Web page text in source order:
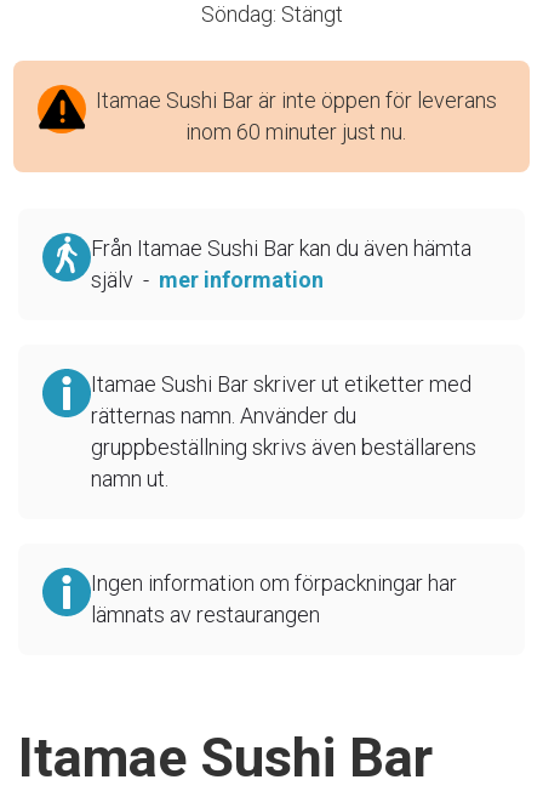
Söndag: Stängt
Itamae Sushi Bar är inte öppen för leverans
inom 60 minuter just nu.
Från Itamae Sushi Bar kan du även hämta
själv - mer information
Itamae Sushi Bar skriver ut etiketter med
rätternas namn. Använder du
gruppbeställning skrivs även beställarens
namn ut.
Ingen information om förpackningar har
lämnats av restaurangen
Itamae Sushi Bar